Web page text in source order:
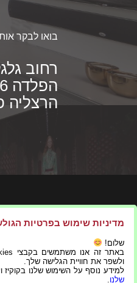
בואו לבקר
רחוב
הפלדה 6
הרצליה
מדיניות שימוש בפרטיות
שלום!
ולשפר את חוויית הגלישה שלך.
למידע נוסף על השימוש שלנו בקוקיז
שלנו.